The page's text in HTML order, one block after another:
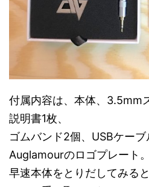
付属内容は、本体、3.5mm
説明書1枚、
ゴムバンド2個、USBケー
Auglamourのロゴプレート。
早速本体をとりだしてみる